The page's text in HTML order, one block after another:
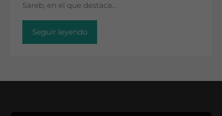
Sareb, en el que destaca…
Seguir leyendo